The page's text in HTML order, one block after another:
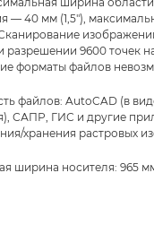
— 40 мм (1,5"),
разрешении 9600 точек
форматы файлов
файлов: AutoCAD (в
САПР, ГИС и другие
хранения растровых
ширина носителя: 965